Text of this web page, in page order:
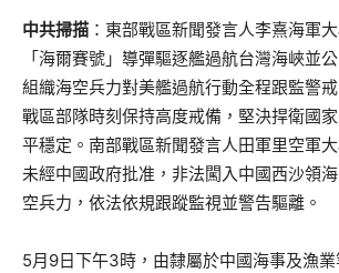
中共掃描 ：東部戰區新聞發言人李熹海軍
「海爾賽號」導彈驅逐艦過航台灣海峽並
組織海空兵力對美艦過航行動全程跟監警
戰區部隊時刻保持高度戒備，堅決捍衛國
平穩定。南部戰區新聞發言人田軍里空軍
未經中國政府批准，非法闖入中國西沙領
空兵力，依法依規跟蹤監視並警告驅離。
5月9日下午3時，由隸屬於中國海事及漁